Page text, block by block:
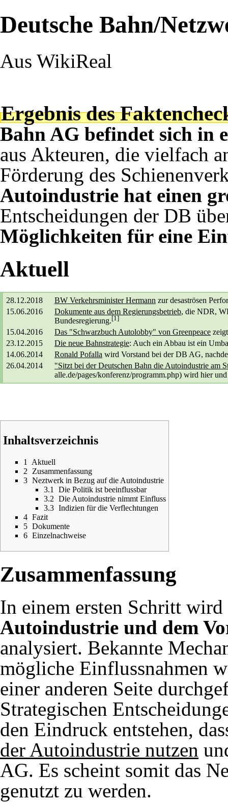
Deutsche Bahn/
Aus WikiReal
Ergebnis des
Bahn AG befindet sich in
aus Akteuren, die vielfach
Förderung des
Autoindustrie hat einen
Entscheidungen der DB
Möglichkeiten für eine
Aktuell
28.12.2018 BW Verkehrsminister Hermann zur desaströsen
15.06.2016
Dokumente aus dem Regierungsbetrieb, die NDR,
Bundesregierung.[1]
15.04.2016 Das "Schwarzbuch Autolobby" von Greenpeace
23.12.2015
Die neue Bahnstrategie: Auch ein Abbau ist ein
14.06.2014
Ronald Pofalla wird Vorstand bei der DB AG,
26.04.2014
"Sitzt bei der Deutschen Bahn die Autoindustrie am
wird hier
Inhaltsverzeichnis
1
Aktuell
2
Zusammenfassung
3 Neztwerk in Bezug auf die Autoindustrie
3.1
Die Politik ist beeinflussbar
3.2 Die Autoindustrie nimmt Einfluss
3.3 Indizien für die Verflechtungen
4 Fazit
5 Dokumente
6 Einzelnachweise
Zusammenfassung
In einem ersten Schritt
Autoindustrie und dem
analysiert. Bekannte
mögliche Einflussnahmen
einer anderen Seite
Strategischen
den Eindruck entstehen,
der Autoindustrie nutzen
AG. Es scheint somit das
genutzt zu werden.